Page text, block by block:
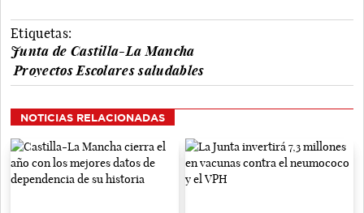
Etiquetas:
Junta de Castilla-La Mancha
Proyectos Escolares saludables
NOTICIAS RELACIONADAS